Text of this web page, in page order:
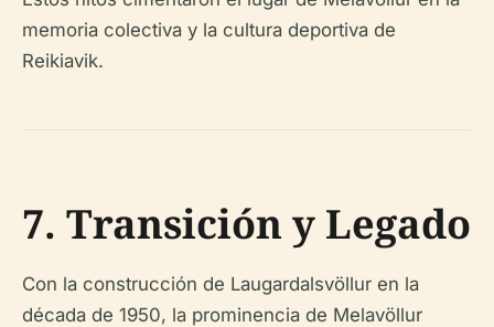
memoria colectiva y la cultura deportiva de
Reikiavik.
7. Transición y Legado
Con la construcción de Laugardalsvöllur en la
década de 1950, la prominencia de Melavöllur